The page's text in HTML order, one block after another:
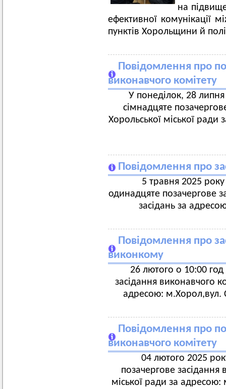
на
ефективної комунікації
пунктів Хорольщини й
Повідомлення про
виконавчого комітету
У понеділок, 28
сімнадцяте
Хорольської міської
Повідомлення про
5 травня 2025
одинадцяте позачергове
засідань за
Повідомлення про
виконкому
26 лютого о 10:00 год
засідання виконавчого
адресою: м.Хорол,вул.
Повідомлення про
виконавчого комітету
04 лютого 2025
позачергове засідання
міської ради за